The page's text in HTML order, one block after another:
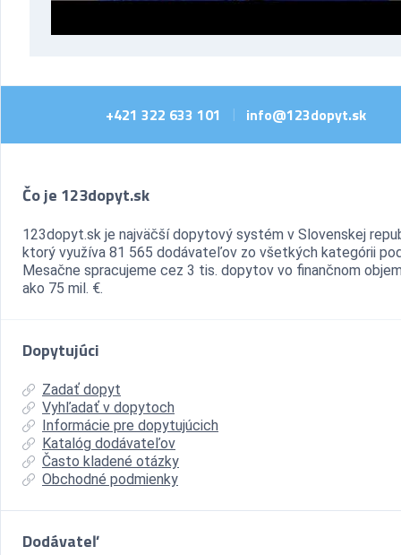
+421 322 633 101 info@123dopyt.sk
Čo je 123dopyt.sk
123dopyt.sk je najväčší dopytový systém v Slovenskej
ktorý využíva 81 565 dodávateľov zo všetkých kategórii
Mesačne spracujeme cez 3 tis. dopytov vo finančnom
ako 75 mil. €.
Dopytujúci
Zadať dopyt
Vyhľadať v dopytoch
Informácie pre dopytujúcich
Katalóg dodávateľov
Často kladené otázky
Obchodné podmienky
Dodávateľ